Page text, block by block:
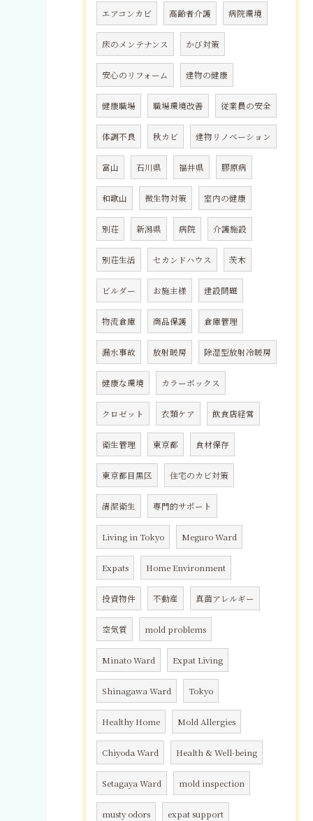
エアコンカビ 高齢者介護 病院環境
床のメンテナンス かび対策
安心のリフォーム 建物の健康
健康職場 職場環境改善 従業員の安全
体調不良 秋カビ 建物リノベーション
富山 石川県 福井県 膠原病
和歌山 微生物対策 室内の健康
別荘 新潟県 病院 介護施設
別荘生活 セカンドハウス 茨木
ビルダー お施主様 建設問題
物流倉庫 商品保護 倉庫管理
漏水事故 放射暖房 除湿型放射冷暖房
健康な環境 カラーボックス
クロゼット 衣類ケア 飲食店経営
衛生管理 東京都 食材保存
東京都目黒区 住宅のカビ対策
清潔衛生 専門的サポート
Living in Tokyo Meguro Ward
Expats Home Environment
投資物件 不動産 真菌アレルギー
空気質 mold problems
Minato Ward Expat Living
Shinagawa Ward Tokyo
Healthy Home Mold Allergies
Chiyoda Ward Health & Well-being
Setagaya Ward mold inspection
musty odors expat support